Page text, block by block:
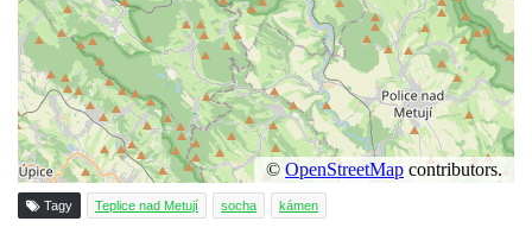
Sadech v Českých Budějovicích
Poslední dochovaný tramvajový sloup na
Pražské třídě v Českých Budějovicích
Socha Civilizovaní na Husově třídě v
Českých Budějovicích
Socha svatého Jana Nepomuckého Na
Sadech u Mlýnské stoky v Českých
Tagy Teplice nad Metují socha kámen